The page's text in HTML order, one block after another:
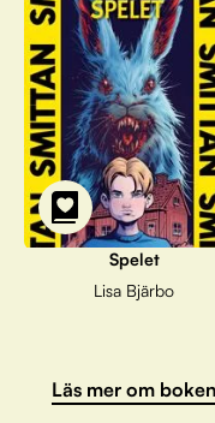
Spelet
Lisa Bjärbo
Läs mer om boken